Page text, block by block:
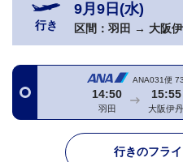
行き
9月9日(水)
区間： 羽田 → 大阪
ANA031便
14:50
羽田
15:55
大阪伊丹
行きのフラ